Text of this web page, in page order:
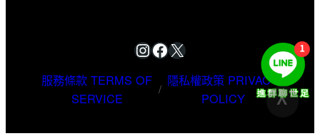
Instagram
Facebook
X
服務條款 TERMS OF
SERVICE
/
隱私權政策 PRIVACY
POLICY
V